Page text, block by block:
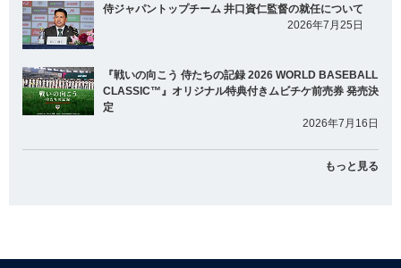
侍ジャパントップチーム 井口資仁監督の就任について
2026年7月25日
『戦いの向こう 侍たちの記録 2026 WORLD BASEBALL
CLASSIC™』オリジナル特典付きムビチケ前売券 発売決
定
2026年7月16日
もっと見る